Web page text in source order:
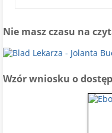
Nie masz czasu na
Wzór wniosku o